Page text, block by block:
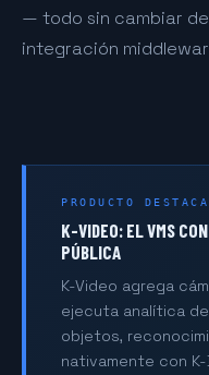
— todo sin cambiar
integración
PRODUCTO
K-VIDEO: EL VMS
PÚBLICA
K-Video agrega
ejecuta analítica
objetos,
nativamente con